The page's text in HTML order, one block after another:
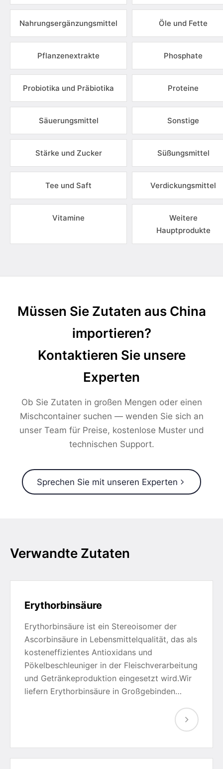
Nahrungsergänzungsmittel Öle und Fette
Pflanzenextrakte Phosphate
Probiotika und Präbiotika Proteine
Säuerungsmittel Sonstige
Stärke und Zucker Süßungsmittel
Tee und Saft Verdickungsmittel
Vitamine
Weitere
Hauptprodukte
Müssen Sie Zutaten aus China
importieren?
Kontaktieren Sie unsere
Experten
Ob Sie Zutaten in großen Mengen oder einen
Mischcontainer suchen — wenden Sie sich an
unser Team für Preise, kostenlose Muster und
technischen Support.
Sprechen Sie mit unseren Experten
Verwandte Zutaten
Erythorbinsäure
Erythorbinsäure ist ein Stereoisomer der
Ascorbinsäure in Lebensmittelqualität, das als
kosteneffizientes Antioxidans und
Pökelbeschleuniger in der Fleischverarbeitung
und Getränkeproduktion eingesetzt wird.Wir
liefern Erythorbinsäure in Großgebinden…